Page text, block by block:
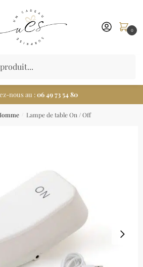
0
nous au :06 49 73 54 80
Lampe de table On / Off